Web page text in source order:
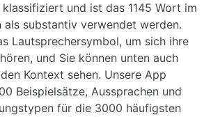
und ist das 1145 Wort im
als substantiv verwendet werden.
Lautsprechersymbol, um sich ihre
und Sie können unten auch
Kontext sehen. Unsere App
Beispielsätze, Aussprachen und
für die 3000 häufigsten